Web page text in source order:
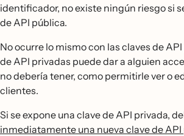
identificador, no existe ningún riesgo si
de API pública.
No ocurre lo mismo con las claves de
de API privadas puede dar a alguien
no debería tener, como permitirle ver o
clientes.
Si se expone una clave de API privada,
inmediatamente una nueva clave de API